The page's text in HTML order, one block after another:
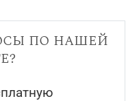
по нашей